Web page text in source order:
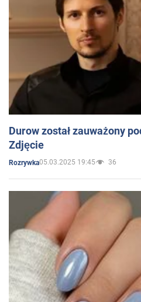
Durow został zauważony
Zdjęcie
Rozrywka05.03.2025 19:45 36